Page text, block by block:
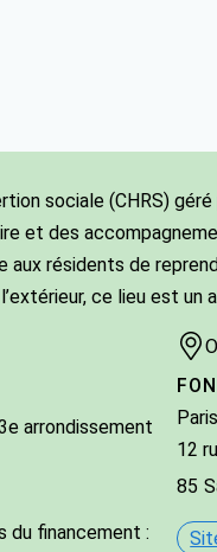
sociale (CHRS)
et des
résidents de
ce lieu est un
arrondissement
du financement :
Paris
12
85